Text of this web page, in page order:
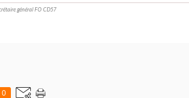
général FO CD57
0